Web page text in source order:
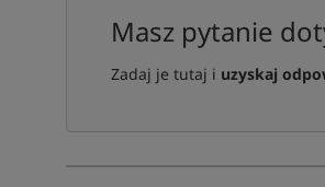
Masz pytanie
Zadaj je tutaj i uzyskaj